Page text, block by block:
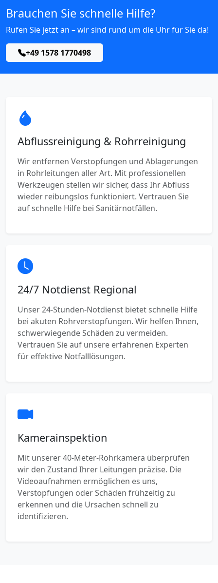
Brauchen Sie schnelle Hilfe?
Rufen Sie jetzt an – wir sind rund um die Uhr für Sie da!
+49 1578 1770498
Abflussreinigung & Rohrreinigung
Wir entfernen Verstopfungen und Ablagerungen
in Rohrleitungen aller Art. Mit professionellen
Werkzeugen stellen wir sicher, dass Ihr Abfluss
wieder reibungslos funktioniert. Vertrauen Sie
auf schnelle Hilfe bei Sanitärnotfällen.
24/7 Notdienst Regional
Unser 24-Stunden-Notdienst bietet schnelle Hilfe
bei akuten Rohrverstopfungen. Wir helfen Ihnen,
schwerwiegende Schäden zu vermeiden.
Vertrauen Sie auf unsere erfahrenen Experten
für effektive Notfalllösungen.
Kamerainspektion
Mit unserer 40-Meter-Rohrkamera überprüfen
wir den Zustand Ihrer Leitungen präzise. Die
Videoaufnahmen ermöglichen es uns,
Verstopfungen oder Schäden frühzeitig zu
erkennen und die Ursachen schnell zu
identifizieren.